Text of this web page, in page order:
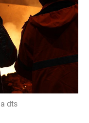
dts